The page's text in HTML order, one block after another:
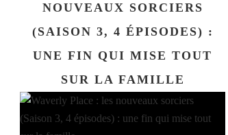
NOUVEAUX SORCIERS
(SAISON 3, 4 ÉPISODES) :
UNE FIN QUI MISE TOUT
SUR LA FAMILLE